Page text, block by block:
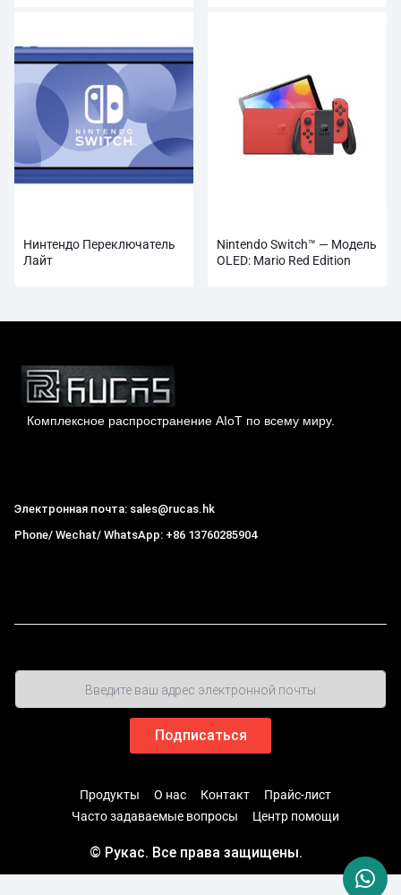
Нинтендо Переключатель
Лайт
Nintendo Switch™ — Модель
OLED: Mario Red Edition
Комплексное распространение AIoT по всему миру.
Электронная почта: sales@rucas.hk
Phone/ Wechat/ WhatsApp: +86 13760285904
Продукты О нас Контакт
Прайс-лист
Часто задаваемые вопросы
Центр помощи
© Рукас. Все права защищены.